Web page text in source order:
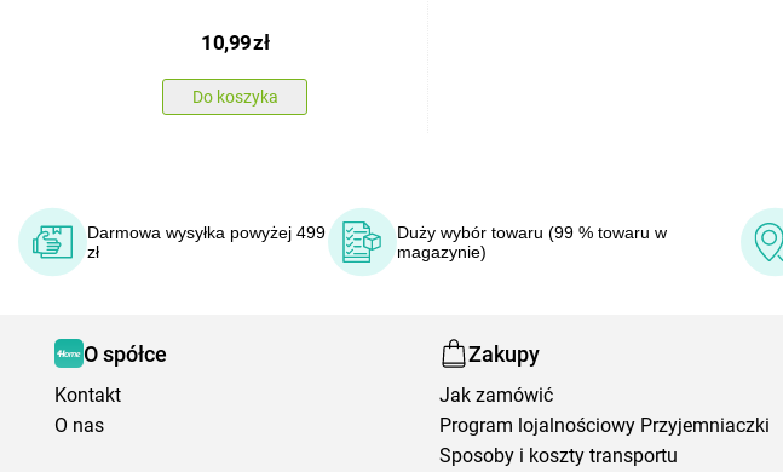
10,99zł
Do koszyka
Darmowa wysyłka powyżej 499
zł
Duży wybór towaru (99 % towaru w
magazynie)
O spółce
Kontakt
O nas
Zakupy
Jak zamówić
Program lojalnościowy Przyjemniaczki
Sposoby i koszty transportu